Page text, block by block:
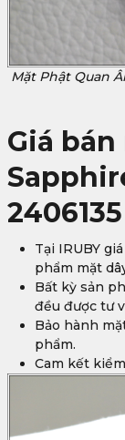
Mặt Phật Quan
Giá
Tại IRUBY
phẩm mặt
Bất kỳ sản
đều được tư
Bảo hành
phẩm.
Cam kết